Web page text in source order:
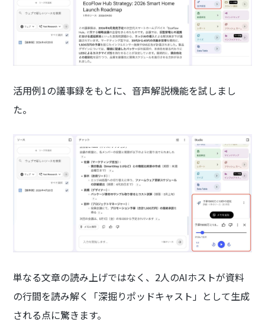
活用例1の議事録をもとに、音声解説機能を試しまし
た。
単なる文章の読み上げではなく、2人のAIホストが資料
の行間を読み解く「深掘りポッドキャスト」として生成
される点に驚きます。